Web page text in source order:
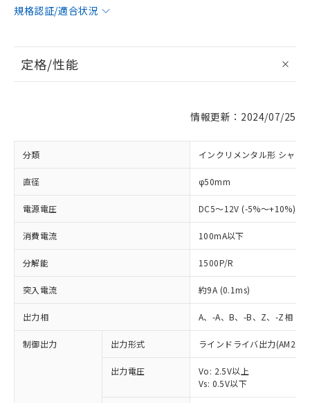
規格認証/適合状況
定格/性能
情報更新：2024/07/25
分類 インクリメンタル形 シャフ
直径 φ50mm
電源電圧 DC5～12V (-5%～+10%)
消費電流 100mA以下
分解能 1500P/R
突入電流 約9A (0.1ms)
出力相 A、-A、B、-B、Z、-Z相
制御出力 出力形式 ラインドライバ出力
出力電圧
Vo: 2.5V以上
Vs: 0.5V以下